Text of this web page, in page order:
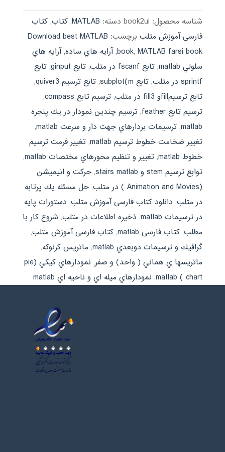
شناسه محصول: book2ui دسته: MATLAB
, کتاب, کتاب
فارسی آموزش متلب برچسب: Download best MATLAB
book,MATLAB farsi book
,آرايه هاي ساده,آرايه هاي
سلولي matlab
, تابع fscanf در متلب , تابع ginput , تابع
sprintf در متلب
, تابع subplot(m , تابع ترسيم quiver3
,
تابع ترسيمfillو fill3 در متلب
, ترسيم تابع compass
,
ترسيم تابع feather
, ترسيم چندين نمودار در يك پنجره
matlab
, ترسيمات بردارهاي جهت دار و سرعت matlab
,
تغيير ضخامت خطوط ترسيم matlab
, تغيير فرمت ترسيم
خطوط matlab
, تغيير و تنظيم محورهاي مختصات matlab
,
توابع ترسيم stem و stairs matlab
, حركت و انيميشن
(Animation and Movies ) در متلب
, حل مسئله يك پرتابه
در متلب, دانلود کتاب فارسی آموزش متلب, دستورات پايه
در ترسيمات matlab
, ذخيره اطلاعات در متلب, شروع كار با
مطلب, کتاب فارسی matlab , کتاب فارسی آموزش متلب,
گرافيك و ترسيمات دوبعدي matlab
, ماتريس كرنوكه,
ماتريسها ي هماني ( واحد) و صفر,
نمودارهاي كيكي (pie
chart ) matlab
, نمودارهاي ميله اي و ناحيه اي matlab